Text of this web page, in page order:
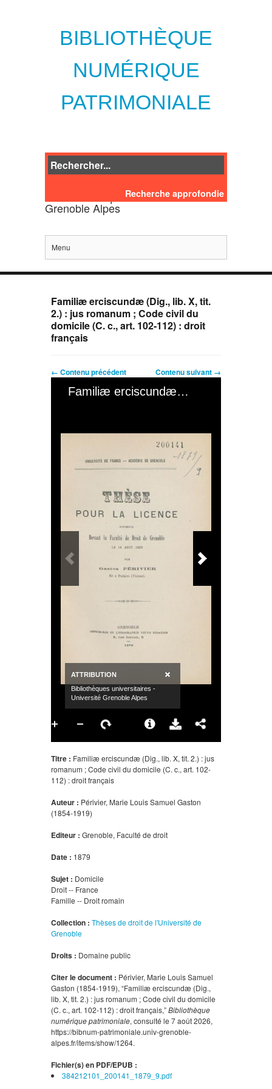
BIBLIOTHÈQUE
NUMÉRIQUE
PATRIMONIALE
des bibliothèques de l'Université
Grenoble Alpes
Recherche approfondie
Menu
Familiæ erciscundæ (Dig., lib. X, tit.
2.) : jus romanum ; Code civil du
domicile (C. c., art. 102-112) : droit
français
← Contenu précédent Contenu suivant →
Titre : Familiæ erciscundæ (Dig., lib. X, tit. 2.) : jus
romanum ; Code civil du domicile (C. c., art. 102-
112) : droit français
Auteur : Périvier, Marie Louis Samuel Gaston
(1854-1919)
Editeur : Grenoble, Faculté de droit
Date : 1879
Sujet : Domicile
Droit -- France
Famille -- Droit romain
Collection : Thèses de droit de l'Université de
Grenoble
Droits : Domaine public
Citer le document : Périvier, Marie Louis Samuel
Gaston (1854-1919), “Familiæ erciscundæ (Dig.,
lib. X, tit. 2.) : jus romanum ; Code civil du domicile
(C. c., art. 102-112) : droit français,”Bibliothèque
numérique patrimoniale, consulté le 7 août 2026,
https://bibnum-patrimoniale.univ-grenoble-
alpes.fr/items/show/1264.
Fichier(s) en PDF/EPUB :
384212101_200141_1879_9.pdf